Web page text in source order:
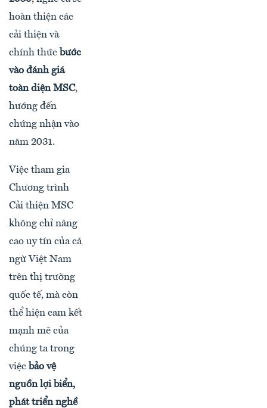
hoàn thiện các
cải thiện và
chính thức bước
vào đánh giá
toàn diện MSC,
hướng đến
chứng nhận vào
năm 2031.
Việc tham gia
Chương trình
Cải thiện MSC
không chỉ nâng
cao uy tín của cá
ngừ Việt Nam
trên thị trường
quốc tế, mà còn
thể hiện cam kết
mạnh mẽ của
chúng ta trong
việc bảo vệ
nguồn lợi biển,
phát triển nghề